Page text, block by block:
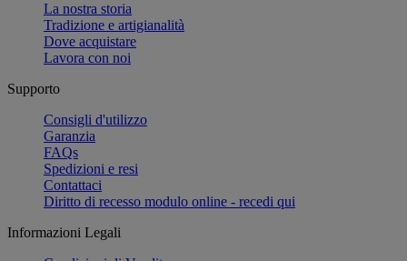
La nostra storia
Tradizione e artigianalità
Dove acquistare
Lavora con noi
Supporto
Consigli d'utilizzo
Garanzia
FAQs
Spedizioni e resi
Contattaci
Diritto di recesso modulo online - recedi qui
Informazioni Legali